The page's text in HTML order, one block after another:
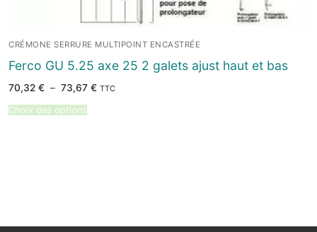
CRÉMONE SERRURE MULTIPOINT ENCASTRÉE
Ferco GU 5.25 axe 25 2 galets ajust haut et bas
70,32 € – 73,67 €Plage
TTC
Choix des options